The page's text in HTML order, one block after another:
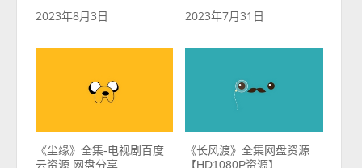
2023年8月3日 2023年7月31日
《尘缘》全集-电视剧百度
云资源 网盘分享
《长风渡》全集网盘资源
【HD1080P资源】